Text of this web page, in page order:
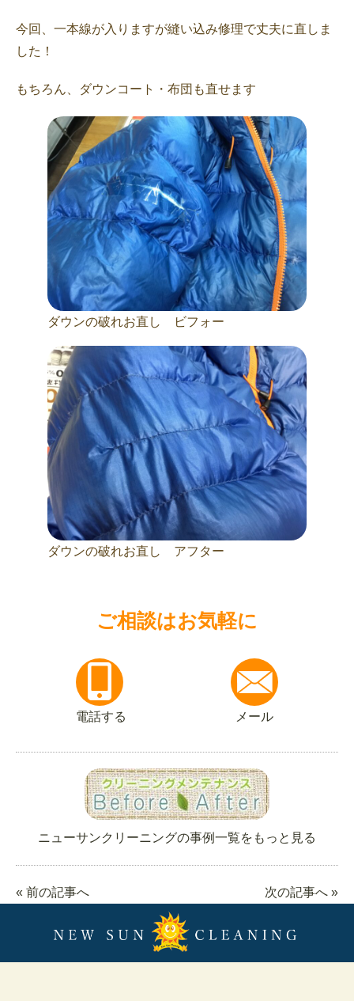
今回、一本線が入りますが縫い込み修理で丈夫に直しま
した！
もちろん、ダウンコート・布団も直せます
ダウンの破れお直し ビフォー
ダウンの破れお直し アフター
ご相談はお気軽に
電話する メール
ニューサンクリーニングの事例一覧をもっと見る
« 前の記事へ 次の記事へ »